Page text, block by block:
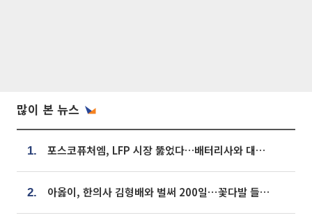
많이 본 뉴스
1. 포스코퓨처엠, LFP 시장 뚫었다…배터리사와 대규모 장기 공급 합의
2. 아옳이, 한의사 김형배와 벌써 200일⋯꽃다발 들고 "프러포즈 아냐"